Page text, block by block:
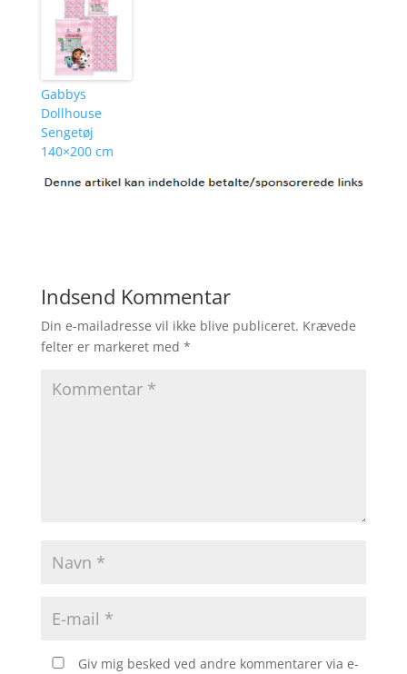
Gabbys
Dollhouse
Sengetøj
140×200 cm
Indsend Kommentar
Din e-mailadresse vil ikke blive publiceret. Krævede
felter er markeret med *
Giv mig besked ved andre kommentarer via e-